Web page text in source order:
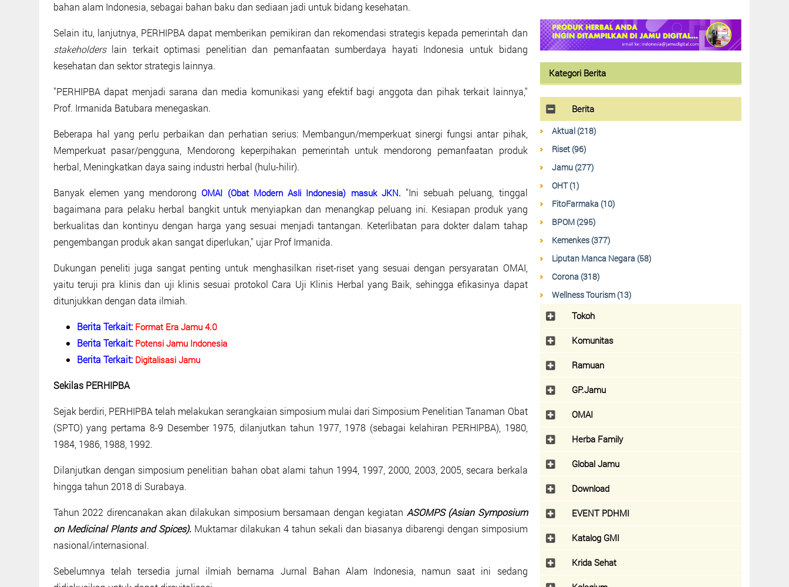
bahan alam Indonesia, sebagai bahan baku dan sediaan jadi untuk bidang kesehatan.
Selain itu, lanjutnya, PERHIPBA dapat memberikan pemikiran dan rekomendasi strategis kepada pemerintah dan
stakeholders lain terkait optimasi penelitian dan pemanfaatan sumberdaya hayati Indonesia untuk bidang
kesehatan dan sektor strategis lainnya.
"PERHIPBA dapat menjadi sarana dan media komunikasi yang efektif bagi anggota dan pihak terkait lainnya,"
Prof. Irmanida Batubara menegaskan.
Beberapa hal yang perlu perbaikan dan perhatian serius: Membangun/memperkuat sinergi fungsi antar pihak,
Memperkuat pasar/pengguna, Mendorong keperpihakan pemerintah untuk mendorong pemanfaatan produk
herbal, Meningkatkan daya saing industri herbal (hulu-hilir).
Banyak elemen yang mendorongOMAI (Obat Modern Asli Indonesia) masuk JKN. "Ini sebuah peluang, tinggal
bagaimana para pelaku herbal bangkit untuk menyiapkan dan menangkap peluang ini. Kesiapan produk yang
berkualitas dan kontinyu dengan harga yang sesuai menjadi tantangan. Keterlibatan para dokter dalam tahap
pengembangan produk akan sangat diperlukan," ujar Prof Irmanida.
Dukungan peneliti juga sangat penting untuk menghasilkan riset-riset yang sesuai dengan persyaratan OMAI,
yaitu teruji pra klinis dan uji klinis sesuai protokol Cara Uji Klinis Herbal yang Baik, sehingga efikasinya dapat
ditunjukkan dengan data ilmiah.
Berita Terkait: Format Era Jamu 4.0
Berita Terkait: Potensi Jamu Indonesia
Berita Terkait: Digitalisasi Jamu
Sekilas PERHIPBA
Sejak berdiri, PERHIPBA telah melakukan serangkaian simposium mulai dari Simposium Penelitian Tanaman Obat
(SPTO) yang pertama 8-9 Desember 1975, dilanjutkan tahun 1977, 1978 (sebagai kelahiran PERHIPBA), 1980,
1984, 1986, 1988, 1992.
Dilanjutkan dengan simposium penelitian bahan obat alami tahun 1994, 1997, 2000, 2003, 2005, secara berkala
hingga tahun 2018 di Surabaya.
Tahun 2022 direncanakan akan dilakukan simposium bersamaan dengan kegiatan ASOMPS (Asian Symposium
on Medicinal Plants and Spices).Muktamar dilakukan 4 tahun sekali dan biasanya dibarengi dengan simposium
nasional/internasional.
Sebelumnya telah tersedia jurnal ilmiah bernama Jurnal Bahan Alam Indonesia, namun saat ini sedang
Kategori Berita
Berita
Aktual (218)
Riset (96)
Jamu (277)
OHT (1)
FitoFarmaka (10)
BPOM (295)
Kemenkes (377)
Liputan Manca Negara (58)
Corona (318)
Wellness Tourism (13)
Tokoh
Komunitas
Ramuan
GP.Jamu
OMAI
Herba Family
Global Jamu
Download
EVENT PDHMI
Katalog GMI
Krida Sehat